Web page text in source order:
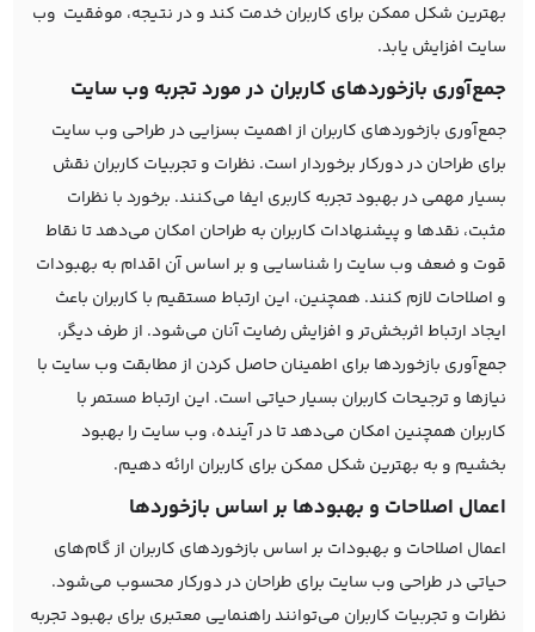
بهترین شکل ممکن برای کاربران خدمت کند و در نتیجه، موفقیت وب
سایت افزایش یابد.
جمع‌آوری بازخوردهای کاربران در مورد تجربه وب سایت
جمع‌آوری بازخوردهای کاربران از اهمیت بسزایی در طراحی وب سایت
برای طراحان در دورکار برخوردار است. نظرات و تجربیات کاربران نقش
بسیار مهمی در بهبود تجربه کاربری ایفا می‌کنند. برخورد با نظرات
مثبت، نقدها و پیشنهادات کاربران به طراحان امکان می‌دهد تا نقاط
قوت و ضعف وب سایت را شناسایی و بر اساس آن اقدام به بهبودات
و اصلاحات لازم کنند. همچنین، این ارتباط مستقیم با کاربران باعث
ایجاد ارتباط اثربخش‌تر و افزایش رضایت آنان می‌شود. از طرف دیگر،
جمع‌آوری بازخوردها برای اطمینان حاصل کردن از مطابقت وب سایت با
نیازها و ترجیحات کاربران بسیار حیاتی است. این ارتباط مستمر با
کاربران همچنین امکان می‌دهد تا در آینده، وب سایت را بهبود
بخشیم و به بهترین شکل ممکن برای کاربران ارائه دهیم.
اعمال اصلاحات و بهبودها بر اساس بازخورد‌ها
اعمال اصلاحات و بهبودات بر اساس بازخوردهای کاربران از گام‌های
حیاتی در طراحی وب سایت برای طراحان در دورکار محسوب می‌شود.
نظرات و تجربیات کاربران می‌توانند راهنمایی معتبری برای بهبود تجربه